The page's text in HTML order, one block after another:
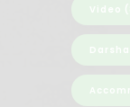
Video